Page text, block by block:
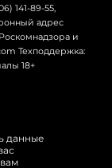
141-89-55,
адрес
и
Техподдержка:
18+
данные